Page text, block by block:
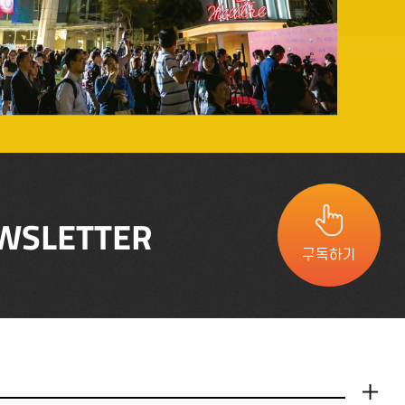
구독하기
더보기